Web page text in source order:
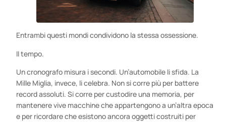
Entrambi questi mondi condividono la stessa ossessione.
Il tempo.
Un cronografo misura i secondi. Un’automobile li sfida. La
Mille Miglia, invece, li celebra. Non si corre più per battere
record assoluti. Si corre per custodire una memoria, per
mantenere vive macchine che appartengono a un’altra epoca
e per ricordare che esistono ancora oggetti costruiti per